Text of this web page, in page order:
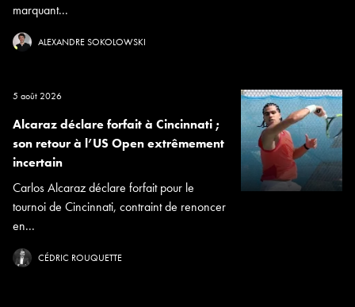
marquant...
ALEXANDRE SOKOLOWSKI
5 août 2026
Alcaraz déclare forfait à Cincinnati ;
son retour à l’US Open extrêmement
incertain
Carlos Alcaraz déclare forfait pour le
tournoi de Cincinnati, contraint de renoncer
en...
CÉDRIC ROUQUETTE